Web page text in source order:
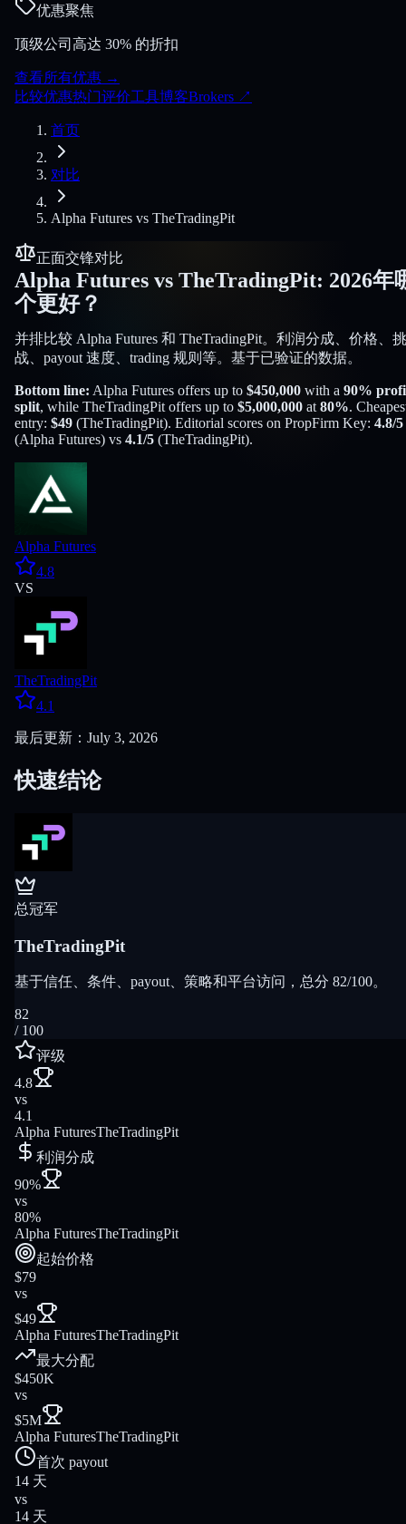
优惠聚焦
顶级公司高达 30% 的折扣
查看所有优惠 →
比较优惠热门评价工具博客Brokers ↗
首页
对比
Alpha Futures vs TheTradingPit
正面交锋对比
Alpha Futures vs TheTradingPit: 2026年
个更好？
并排比较 Alpha Futures 和 TheTradingPit。利润分成、价格、挑
战、payout 速度、trading 规则等。基于已验证的数据。
Bottom line: Alpha Futures offers up to $450,000 with a 90%
split, while TheTradingPit offers up to $5,000,000 at 80%.
entry: $49 (TheTradingPit). Editorial scores on PropFirm Key: 4.8/5
(Alpha Futures) vs 4.1/5 (TheTradingPit).
Alpha Futures
4.8
VS
TheTradingPit
4.1
最后更新：July 3, 2026
快速结论
总冠军
TheTradingPit
基于信任、条件、payout、策略和平台访问，总分 82/100。
82
/ 100
评级
4.8
vs
4.1
Alpha FuturesTheTradingPit
利润分成
90%
vs
80%
Alpha FuturesTheTradingPit
起始价格
$79
vs
$49
Alpha FuturesTheTradingPit
最大分配
$450K
vs
$5M
Alpha FuturesTheTradingPit
首次 payout
14 天
vs
14 天